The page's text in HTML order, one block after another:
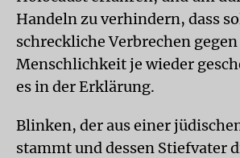
Handeln zu verhindern, dass
schreckliche Verbrechen
Menschlichkeit je wieder
es in der Erklärung.
Blinken, der aus einer
stammt und dessen Stiefvater